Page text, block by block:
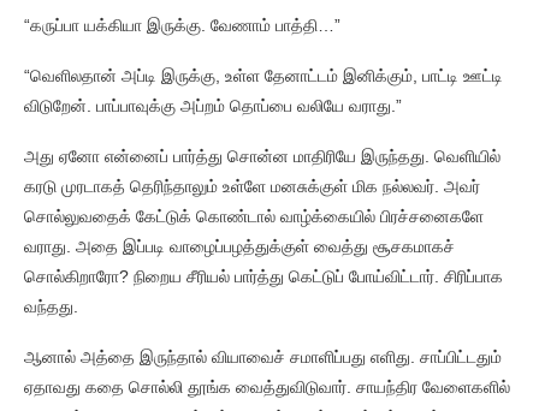
“கருப்பா யக்கியா இருக்கு. வேணாம் பாத்தி…”
“வெளிலதான் அப்டி இருக்கு, உள்ள தேனாட்டம் இனிக்கும், பாட்டி ஊட்டி
விடுறேன். பாப்பாவுக்கு அப்றம் தொப்பை வலியே வராது.”
அது ஏனோ என்னைப் பார்த்து சொன்ன மாதிரியே இருந்தது. வெளியில்
கரடு முரடாகத் தெரிந்தாலும் உள்ளே மனசுக்குள் மிக நல்லவர். அவர்
சொல்லுவதைக் கேட்டுக் கொண்டால் வாழ்க்கையில் பிரச்சனைகளே
வராது. அதை இப்படி வாழைப்பழத்துக்குள் வைத்து சூசகமாகச்
சொல்கிறாரோ? நிறைய சீரியல் பார்த்து கெட்டுப் போய்விட்டார். சிரிப்பாக
வந்தது.
ஆனால் அத்தை இருந்தால் வியாவைச் சமாளிப்பது எளிது. சாப்பிட்டதும்
ஏதாவது கதை சொல்லி தூங்க வைத்துவிடுவார். சாயந்திர வேளைகளில்